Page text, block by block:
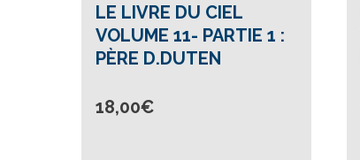
LE LIVRE DU CIEL
VOLUME 11- PARTIE 1 :
PÈRE D.DUTEN
18,00€